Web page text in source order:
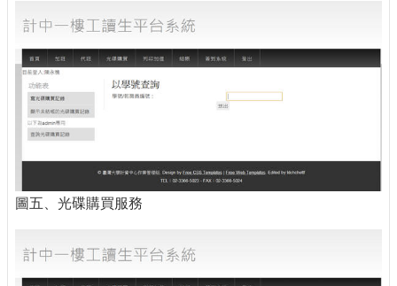
圖五、光碟購買服務